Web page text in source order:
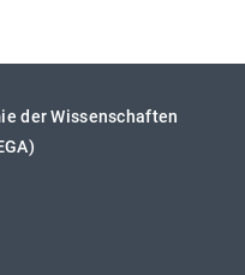
der Wissenschaften